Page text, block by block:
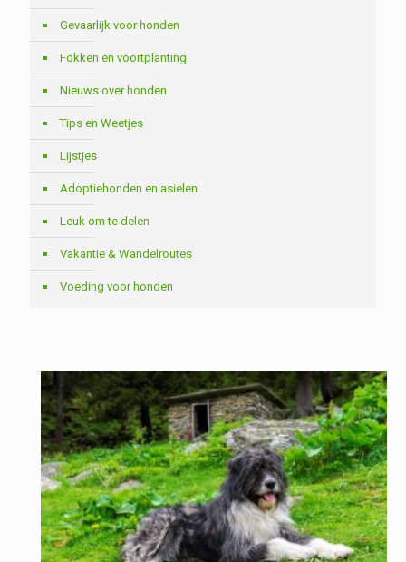
Gevaarlijk voor honden
Fokken en voortplanting
Nieuws over honden
Tips en Weetjes
Lijstjes
Adoptiehonden en asielen
Leuk om te delen
Vakantie & Wandelroutes
Voeding voor honden